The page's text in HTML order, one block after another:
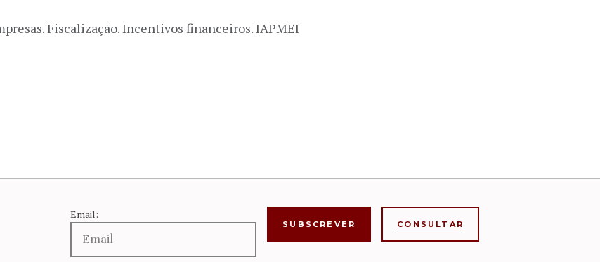
Fiscalização. Incentivos financeiros. IAPMEI
Email:
CONSULTAR